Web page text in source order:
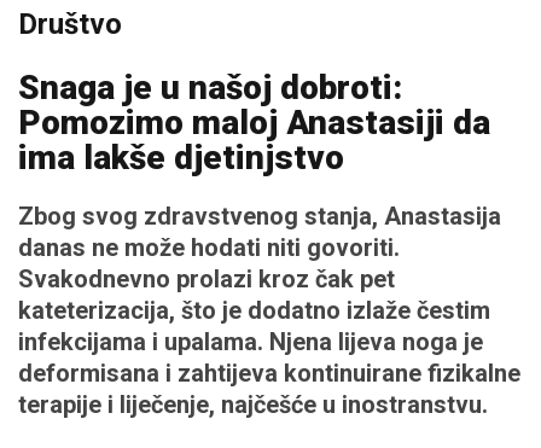
Društvo
Snaga je u našoj dobroti:
Pomozimo maloj Anastasiji da
ima lakše djetinjstvo
Zbog svog zdravstvenog stanja, Anastasija
danas ne može hodati niti govoriti.
Svakodnevno prolazi kroz čak pet
kateterizacija, što je dodatno izlaže čestim
infekcijama i upalama. Njena lijeva noga je
deformisana i zahtijeva kontinuirane fizikalne
terapije i liječenje, najčešće u inostranstvu.